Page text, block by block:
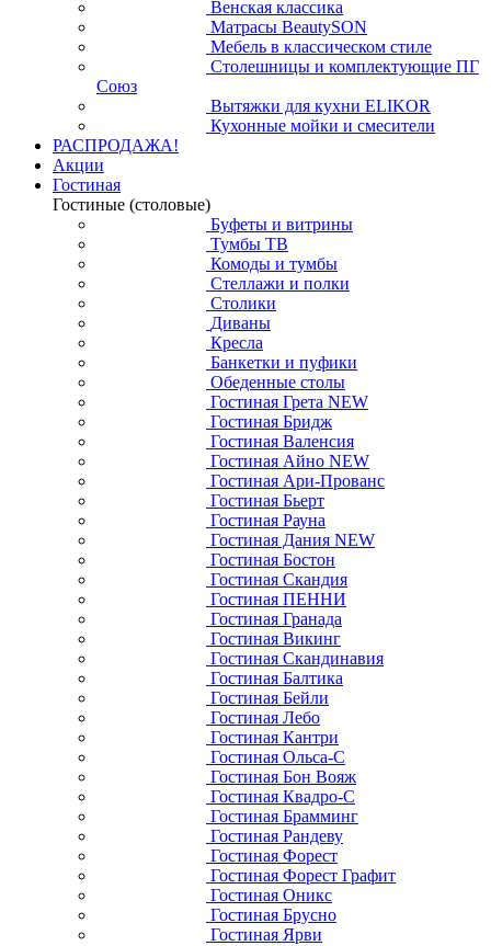
Венская классика
Матрасы BeautySON
Мебель в классическом стиле
Столешницы и комплектующие ПГ
Союз
Вытяжки для кухни ELIKOR
Кухонные мойки и смесители
РАСПРОДАЖА!
Акции
Гостиная
Гостиные (столовые)
Буфеты и витрины
Тумбы ТВ
Комоды и тумбы
Стеллажи и полки
Столики
Диваны
Кресла
Банкетки и пуфики
Обеденные столы
Гостиная Грета NEW
Гостиная Бридж
Гостиная Валенсия
Гостиная Айно NEW
Гостиная Ари-Прованс
Гостиная Бьерт
Гостиная Рауна
Гостиная Дания NEW
Гостиная Бостон
Гостиная Скандия
Гостиная ПЕННИ
Гостиная Гранада
Гостиная Викинг
Гостиная Скандинавия
Гостиная Балтика
Гостиная Бейли
Гостиная Лебо
Гостиная Кантри
Гостиная Ольса-С
Гостиная Бон Вояж
Гостиная Квадро-С
Гостиная Брамминг
Гостиная Рандеву
Гостиная Форест
Гостиная Форест Графит
Гостиная Оникс
Гостиная Брусно
Гостиная Ярви